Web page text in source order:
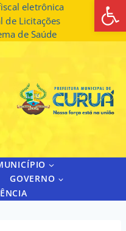
eletrônica
de Licitações
de Saúde
GOVERNO